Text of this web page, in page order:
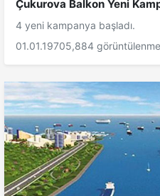
Çukurova Balkon Yeni
4 yeni kampanya başladı.
01.01.19705,884 görüntülenme